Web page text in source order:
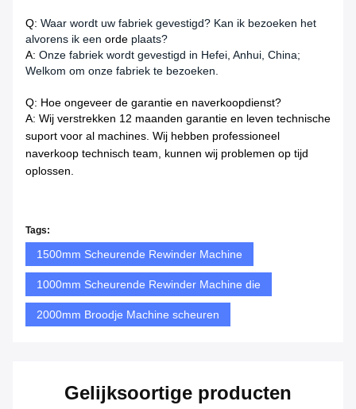
Q: Waar wordt uw fabriek gevestigd? Kan ik bezoeken het
alvorens ik een orde plaats?
A: Onze fabriek wordt gevestigd in Hefei, Anhui, China;
Welkom om onze fabriek te bezoeken.
Q: Hoe ongeveer de garantie en naverkoopdienst?
A: Wij verstrekken 12 maanden garantie en leven technische
suport voor al machines. Wij hebben professioneel
naverkoop technisch team, kunnen wij problemen op tijd
oplossen.
Tags:
1500mm Scheurende Rewinder Machine
1000mm Scheurende Rewinder Machine die
2000mm Broodje Machine scheuren
Gelijksoortige producten